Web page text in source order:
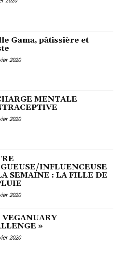
Gama, pâtissière et
2020
MENTALE
2020
INFLUENCEUSE
SEMAINE : LA FILLE DE
2020
VEGANUARY
»
2020